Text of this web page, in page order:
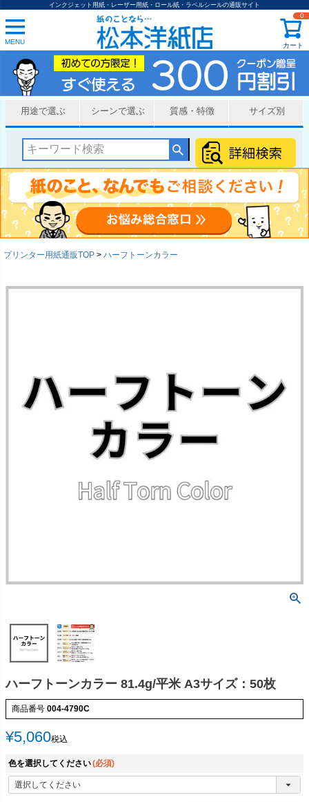
インクジェット用紙・レーザー用紙・ロール紙・ラベルシールの通販サイト
MENU カート
0
用途で選ぶ シーンで選ぶ 質感・特徴 サイズ別
プリンター用紙通販TOP ハーフトーンカラー
ハーフトーンカラー 81.4g/平米 A3サイズ：50枚
商品番号 004-4790C
¥5,060税込
色を選択してください(必須)